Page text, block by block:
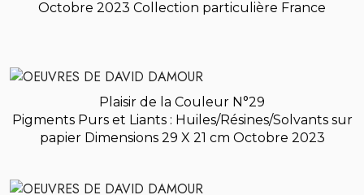
Octobre 2023 Collection particulière France
Plaisir de la Couleur N°29
Pigments Purs et Liants : Huiles/Résines/Solvants sur
papier Dimensions 29 X 21 cm Octobre 2023